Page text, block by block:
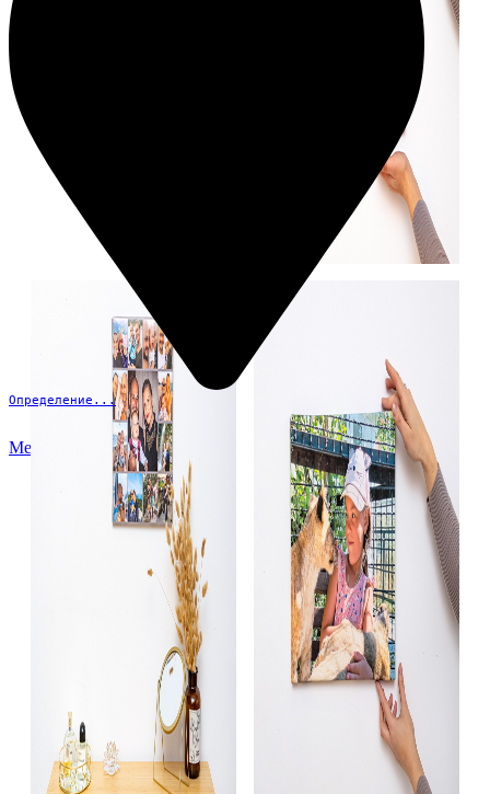
Определение...
Меню